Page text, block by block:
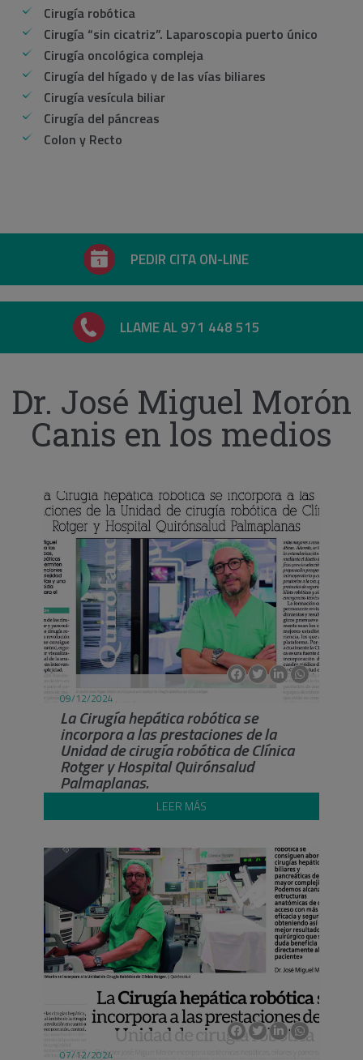
Cirugía robótica
Cirugía “sin cicatriz”. Laparoscopia puerto único
Cirugía oncológica compleja
Cirugía del hígado y de las vías biliares
Cirugía vesícula biliar
Cirugía del páncreas
Colon y Recto
PEDIR CITA ON-LINE
LLAME AL 971 448 515
Dr. José Miguel Morón
Canis en los medios
09/12/2024
La Cirugía hepática robótica se
incorpora a las prestaciones de la
Unidad de cirugía robótica de Clínica
Rotger y Hospital Quirónsalud
Palmaplanas.
LEER MÁS
07/12/2024